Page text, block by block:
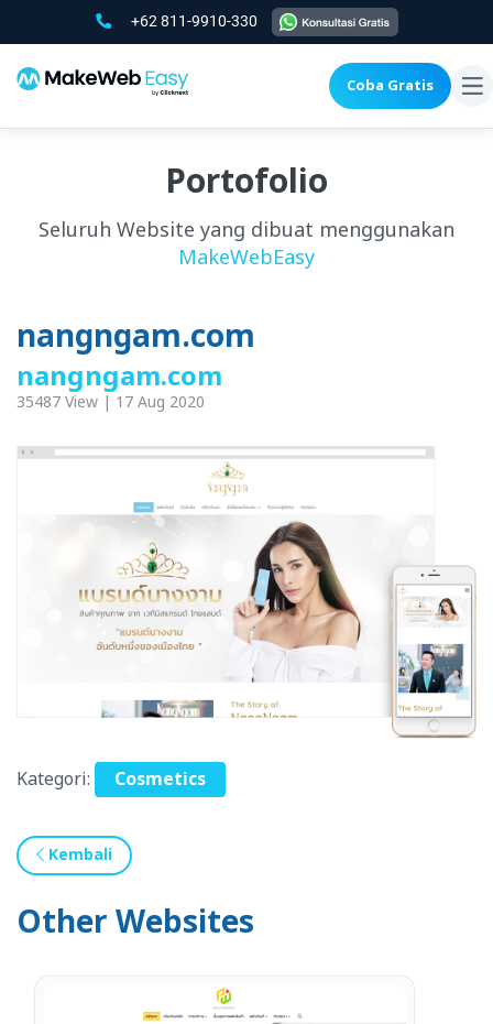
+62 811-9910-330
Coba Gratis
Portofolio
Seluruh Website yang dibuat menggunakan
MakeWebEasy
nangngam.com
nangngam.com
35487 View | 17 Aug 2020
Kategori: Cosmetics
Kembali
Other Websites